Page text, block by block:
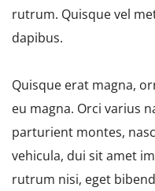
rutrum. Quisque vel
dapibus.
Quisque erat magna,
eu magna. Orci varius
parturient montes,
vehicula, dui sit amet
rutrum nisi, eget